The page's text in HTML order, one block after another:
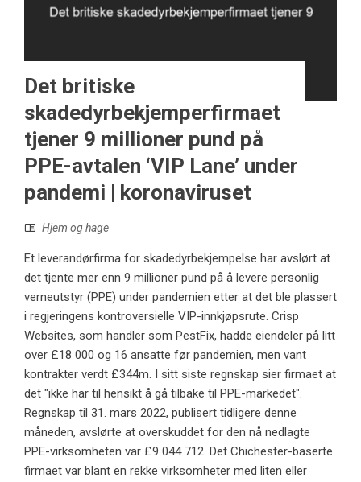
Det britiske
skadedyrbekjemperfirmaet
tjener 9 millioner pund på
PPE-avtalen ‘VIP Lane’ under
pandemi | koronaviruset
Hjem og hage
Et leverandørfirma for skadedyrbekjempelse har avslørt at
det tjente mer enn 9 millioner pund på å levere personlig
verneutstyr (PPE) under pandemien etter at det ble plassert
i regjeringens kontroversielle VIP-innkjøpsrute. Crisp
Websites, som handler som PestFix, hadde eiendeler på litt
over £18 000 og 16 ansatte før pandemien, men vant
kontrakter verdt £344m. I sitt siste regnskap sier firmaet at
det "ikke har til hensikt å gå tilbake til PPE-markedet".
Regnskap til 31. mars 2022, publisert tidligere denne
måneden, avslørte at overskuddet for den nå nedlagte
PPE-virksomheten var £9 044 712. Det Chichester-baserte
firmaet var blant en rekke virksomheter med liten eller